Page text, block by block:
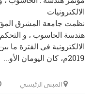
الالكترونيات
نظمت جامعة المشرق
هندسة الحاسوب ، و التحكم
2019م، كان اليومان الأو...
المبنى الرئيسي